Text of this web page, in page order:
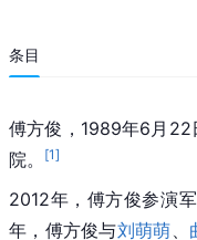
条目
傅方俊，1989年6月22
院。
[1]
2012年，傅方俊参演
年，傅方俊与刘萌萌